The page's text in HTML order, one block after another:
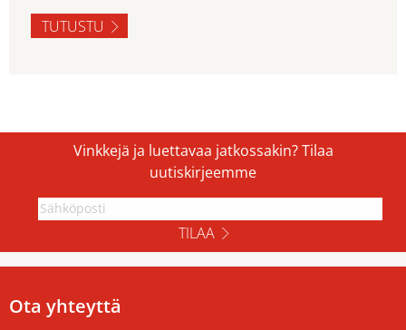
TUTUSTU
Vinkkejä ja luettavaa jatkossakin? Tilaa
uutiskirjeemme
TILAA
Ota yhteyttä